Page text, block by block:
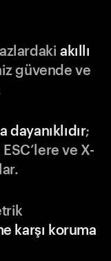
akıllı
güvende ve
dayanıklıdır;
ESC’lere ve X-
karşı koruma